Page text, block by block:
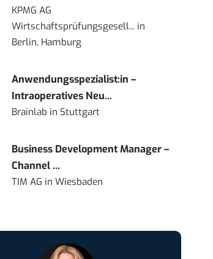
KPMG AG
Wirtschaftsprüfungsgesell... in
Berlin, Hamburg
Anwendungsspezialist:in –
Intraoperatives Neu...
Brainlab in Stuttgart
Business Development Manager –
Channel ...
TIM AG inWiesbaden